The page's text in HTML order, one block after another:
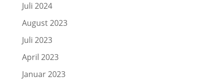
Juli 2024
August 2023
Juli 2023
April 2023
Januar 2023